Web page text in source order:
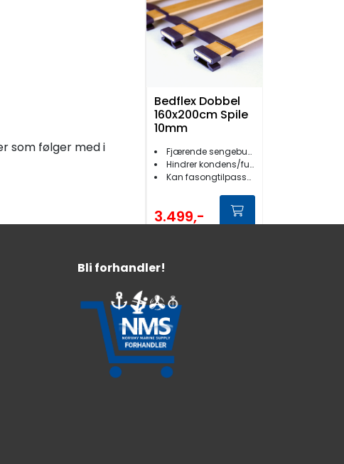
som følger med i
Bedflex Dobbel
160x200cm Spile
10mm
Fjærende sengebunn
Hindrer kondens/fuktighet/jordslag
Kan fasongtilpasses
3.499,-
Bedflex
Reservefot
Bli forhandler!